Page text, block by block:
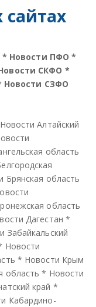
* Новости ПФО *
СКФО *
Новости СЗФО
Новости Алтайский
область
Брянская область
область
Дагестан *
Забайкальский
Новости
* Новости Крым
область * Новости
край *
Кабардино-